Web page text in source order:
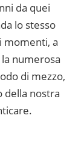
da quei
lo stesso
momenti, a
numerosa
di mezzo,
della nostra